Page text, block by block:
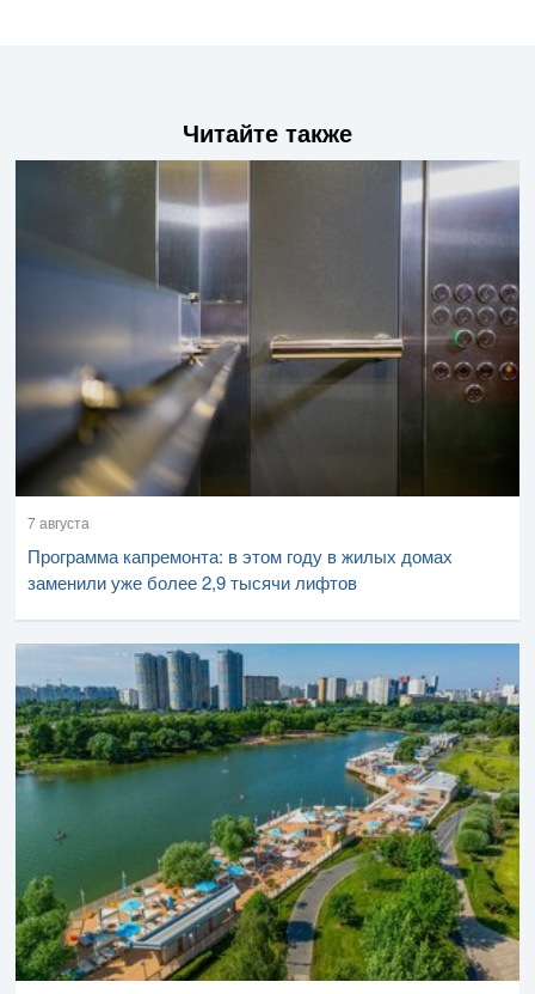
Читайте также
7 августа
Программа капремонта: в этом году в жилых домах
заменили уже более 2,9 тысячи лифтов